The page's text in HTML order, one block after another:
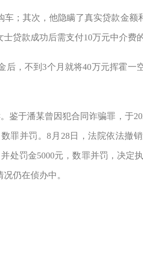
其次，他隐瞒了真实贷款金额
贷款成功后需支付10万元中介费
，不到3个月就将40万元挥霍一
于潘某曾因犯合同诈骗罪，于
罪并罚。8月28日，法院依法撤
处罚金5000元，数罪并罚，决定
仍在侦办中。